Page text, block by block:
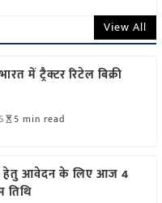
View All
में ट्रैक्टर रिटेल बिक्री
5 min read
हेतु आवेदन के लिए आज 4